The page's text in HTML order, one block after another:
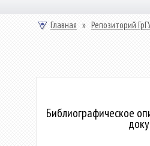
Главная » Репозиторий
Библиографическое